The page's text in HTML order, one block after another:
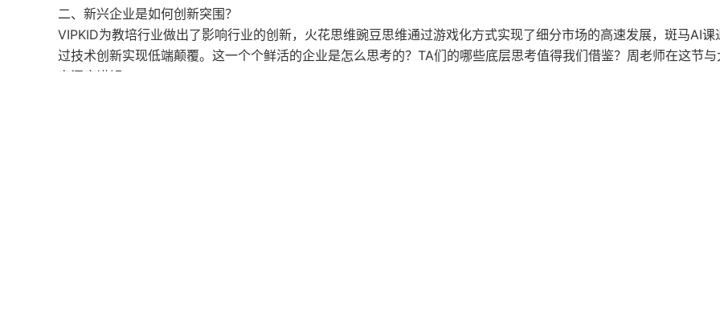
二、新兴企业是如何创新突围？
VIPKID为教培行业做出了影响行业的创新，火花思维豌豆思维通过游戏化方式实现了细分市场的高速发展，斑马AI课
过技术创新实现低端颠覆。这一个个鲜活的企业是怎么思考的？TA们的哪些底层思考值得我们借鉴？周老师在这节与
家深度讲解